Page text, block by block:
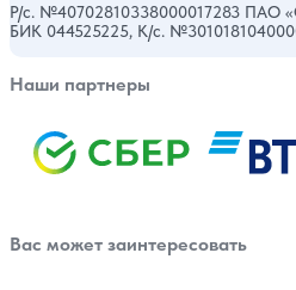
Р/с. №40702810338000017283 ПАО
БИК 044525225, К/с.
Наши партнеры
Вас может заинтересовать